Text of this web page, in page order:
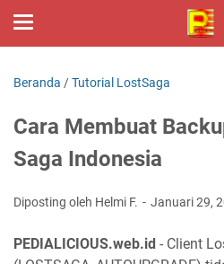
Beranda /Tutorial LostSaga
Cara Membuat
Saga Indonesia
Diposting oleh Helmi F. Januari 29,
PEDIALICIOUS.web.id - Client